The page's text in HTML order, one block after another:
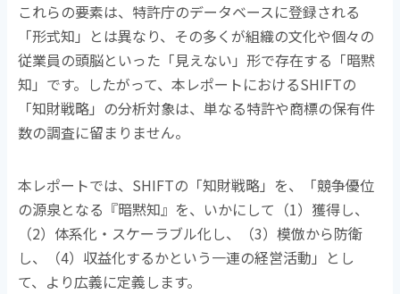
これらの要素は、特許庁のデータベースに登録される
「形式知」とは異なり、その多くが組織の文化や個々の
従業員の頭脳といった「見えない」形で存在する「暗黙
知」です。したがって、本レポートにおけるSHIFTの
「知財戦略」の分析対象は、単なる特許や商標の保有件
数の調査に留まりません。
本レポートでは、 SHIFTの「知財戦略」を、「競争優位
の源泉となる『暗黙知』を、いかにして（1）獲得し、
（2）体系化・スケーラブル化し、（3）模倣から防衛
し、（4）収益化するかという一連の経営活動」とし
て、より広義に定義します。